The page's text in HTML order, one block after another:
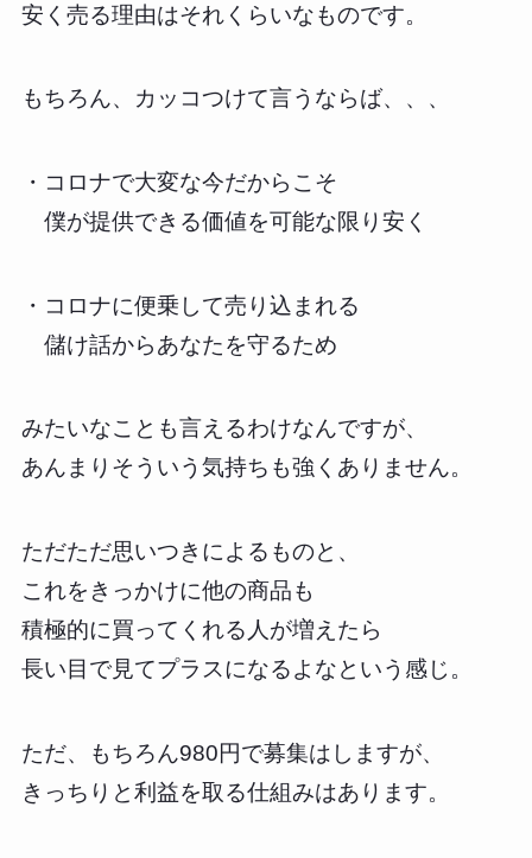
安く売る理由はそれくらいなものです。
もちろん、カッコつけて言うならば、、、
・コロナで大変な今だからこそ
僕が提供できる価値を可能な限り安く
・コロナに便乗して売り込まれる
儲け話からあなたを守るため
みたいなことも言えるわけなんですが、
あんまりそういう気持ちも強くありません。
ただただ思いつきによるものと、
これをきっかけに他の商品も
積極的に買ってくれる人が増えたら
長い目で見てプラスになるよなという感じ。
ただ、もちろん980円で募集はしますが、
きっちりと利益を取る仕組みはあります。